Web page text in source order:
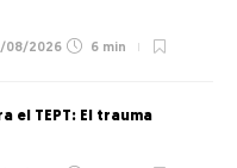
08/2026 6 min
el TEPT: El trauma